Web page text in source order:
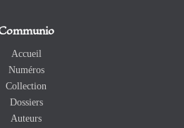
Accueil
Numéros
Collection
Dossiers
Auteurs